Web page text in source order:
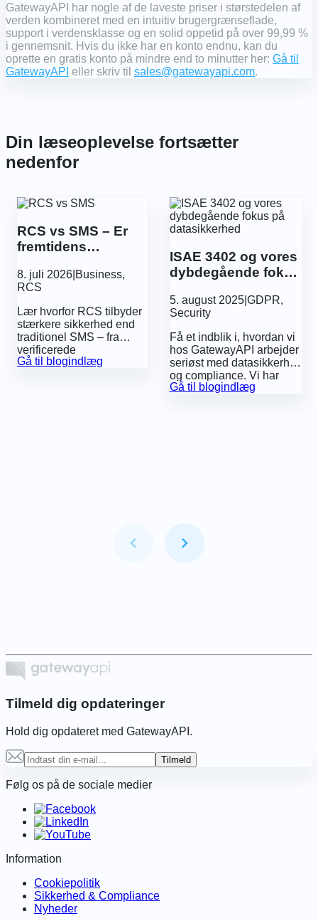
GatewayAPI har nogle af de laveste priser i størstedelen af ​​
verden kombineret med en intuitiv brugergrænseflade,
support i verdensklasse og en solid oppetid på over 99,99 %
i gennemsnit. Hvis du ikke har en konto endnu, kan du
oprette en gratis konto på mindre end to minutter her: Gå til
GatewayAPI eller skriv til sales@gatewayapi.com.
Din læseoplevelse fortsætter
nedenfor
RCS vs SMS – Er
fremtidens
mere sikker?
8. juli 2026 Business,
RCS
Lær hvorfor RCS tilbyder
stærkere sikkerhed end
traditionel SMS – fra
verificerede
virksomhedsprofiler og
Gå til blogindlæg
ISAE 3402 og vores
dybdegående fokus
5. august 2025| GDPR,
Security
Få et indblik i, hvordan vi
hos GatewayAPI arbejder
seriøst med datasikkerhed
og compliance. Vi har
netop opnået en ISAE
Gå til blogindlæg
Tilmeld dig opdateringer
Hold dig opdateret med GatewayAPI.
Tilmeld
Følg os på de sociale medier
Information
Cookiepolitik
Sikkerhed & Compliance
Nyheder